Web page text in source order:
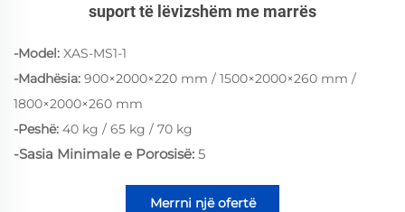
suport të lëvizshëm me marrës
-Model: XAS-MS1-1
-Madhësia: 900×2000×220 mm / 1500×2000×260 mm /
1800×2000×260 mm
-Peshë: 40 kg / 65 kg / 70 kg
-Sasia Minimale e Porosisë: 5
Merrni një ofertë